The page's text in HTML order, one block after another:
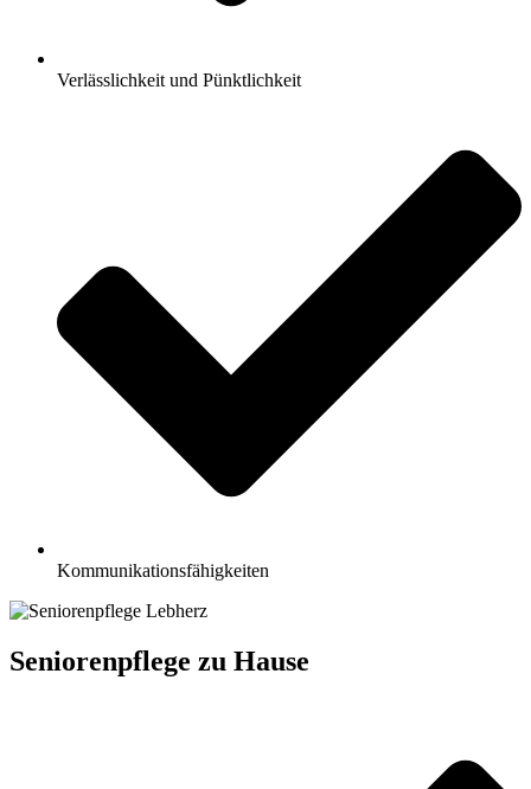
Verlässlichkeit und Pünktlichkeit
Kommunikationsfähigkeiten
Seniorenpflege zu Hause